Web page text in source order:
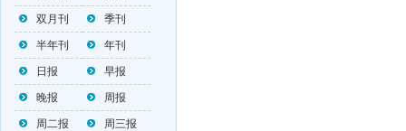
双月刊 季刊
半年刊 年刊
日报 早报
晚报 周报
周二报 周三报